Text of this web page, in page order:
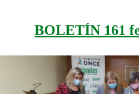
BOLETÍN 161